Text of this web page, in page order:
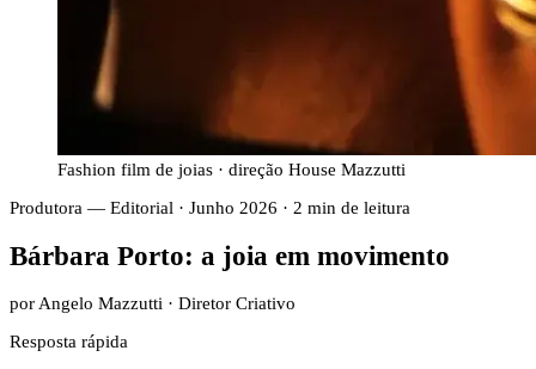
Fashion film de joias · direção House Mazzutti
Produtora — Editorial · Junho 2026 · 2 min de leitura
Bárbara Porto: a joia em movimento
por Angelo Mazzutti · Diretor Criativo
Resposta rápida